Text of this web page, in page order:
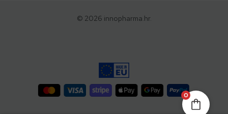
© 2026 innopharma.hr.
0